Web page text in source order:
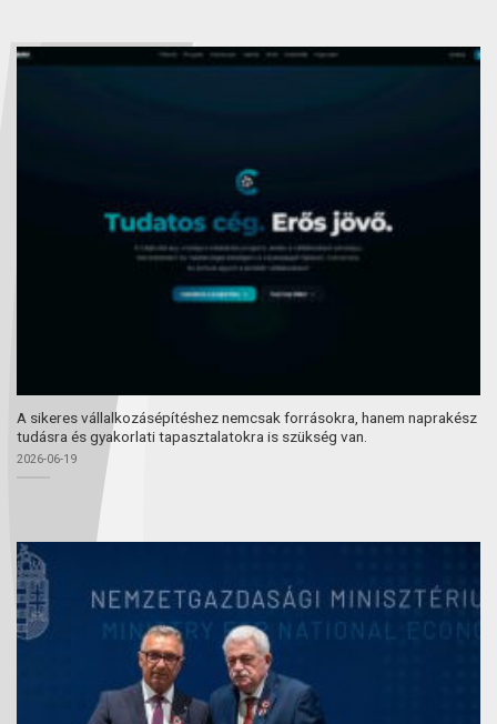
A sikeres vállalkozásépítéshez nemcsak forrásokra, hanem naprakész
tudásra és gyakorlati tapasztalatokra is szükség van.
2026-06-19